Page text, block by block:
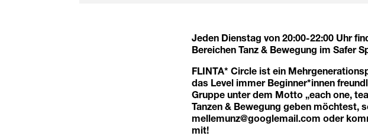
Jeden Dienstag von 20:00-22:00 Uhr
Bereichen Tanz & Bewegung im Safer
FLINTA* Circle ist ein
das Level immer Beginner*innen
Gruppe unter dem Motto „each one,
Tanzen & Bewegung geben möchtest,
mellemunz@googlemail.com oder
mit!